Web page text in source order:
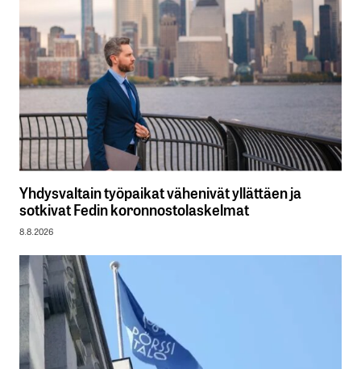
Yhdysvaltain työpaikat vähenivät yllättäen ja
sotkivat Fedin koronnostolaskelmat
8.8.2026